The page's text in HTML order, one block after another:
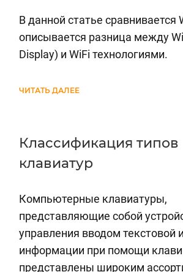
В данной статье сравнивается
описывается разница между
Display) и WiFi технологиями.
ЧИТАТЬ ДАЛЕЕ
Классификация типов
клавиатур
Компьютерные клавиатуры,
представляющие собой
управления вводом текстовой
информации при помощи
представлены широким